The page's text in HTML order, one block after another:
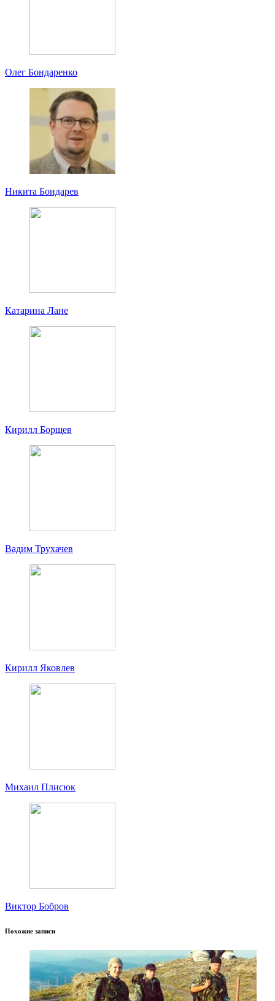
Олег Бондаренко
Никита Бондарев
Катарина Лане
Кирилл Борщев
Вадим Трухачев
Кирилл Яковлев
Михаил Плисюк
Виктор Бобров
Похожие записи